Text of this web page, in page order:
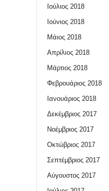
Ιούλιος 2018
Ιούνιος 2018
Μάιος 2018
Απρίλιος 2018
Μάρτιος 2018
Φεβρουάριος 2018
Ιανουάριος 2018
Δεκέμβριος 2017
Νοέμβριος 2017
Οκτώβριος 2017
Σεπτέμβριος 2017
Αύγουστος 2017